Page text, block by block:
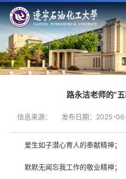
路永洁老师的“
信息来源： 发布日期：2025-
爱生如子潜心育人的奉献精神；
默默无闻忘我工作的敬业精神；